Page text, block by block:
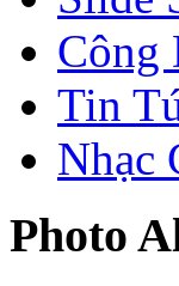
Công
Tin
Nhạc
Photo